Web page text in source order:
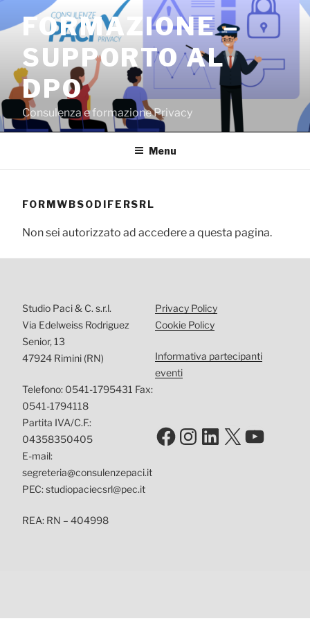
contenuto
FORMAZIONE –
SUPPORTO AL
DPO
Consulenza e formazione Privacy
Menu
FORMWBSODIFERSRL
Non sei autorizzato ad accedere a questa pagina.
Studio Paci & C. s.r.l.
Via Edelweiss Rodriguez
Senior, 13
47924 Rimini (RN)
Telefono: 0541-1795431 Fax:
0541-1794118
Partita IVA/C.F.:
04358350405
E-mail:
segreteria@consulenzepaci.it
PEC: studiopaciecsrl@pec.it
REA: RN – 404998
Privacy Policy
Cookie Policy
Informativa partecipanti
eventi
Facebook
Instagram
LinkedIn
X